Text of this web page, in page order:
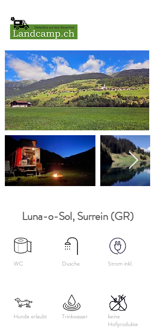
Luna-o-Sol, Surrein (GR)
WC
Hunde erlaubt
Strom inkl.
Dusche
Trinkwasser
keine
Hofprodukte